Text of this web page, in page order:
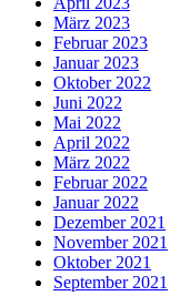
März 2023
Februar 2023
Januar 2023
Oktober 2022
Juni 2022
Mai 2022
April 2022
März 2022
Februar 2022
Januar 2022
Dezember 2021
November 2021
Oktober 2021
September 2021